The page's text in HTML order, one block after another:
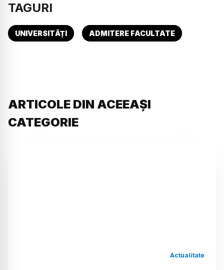
TAGURI
UNIVERSITĂȚI ADMITERE FACULTATE
ARTICOLE DIN ACEEAȘI
CATEGORIE
Actualitate